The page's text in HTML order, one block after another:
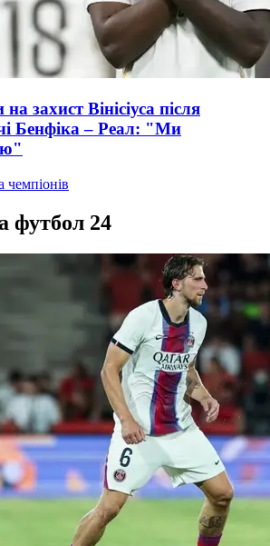
захист Вінісіуса після
Бенфіка – Реал: "Ми
чемпіонів
футбол 24